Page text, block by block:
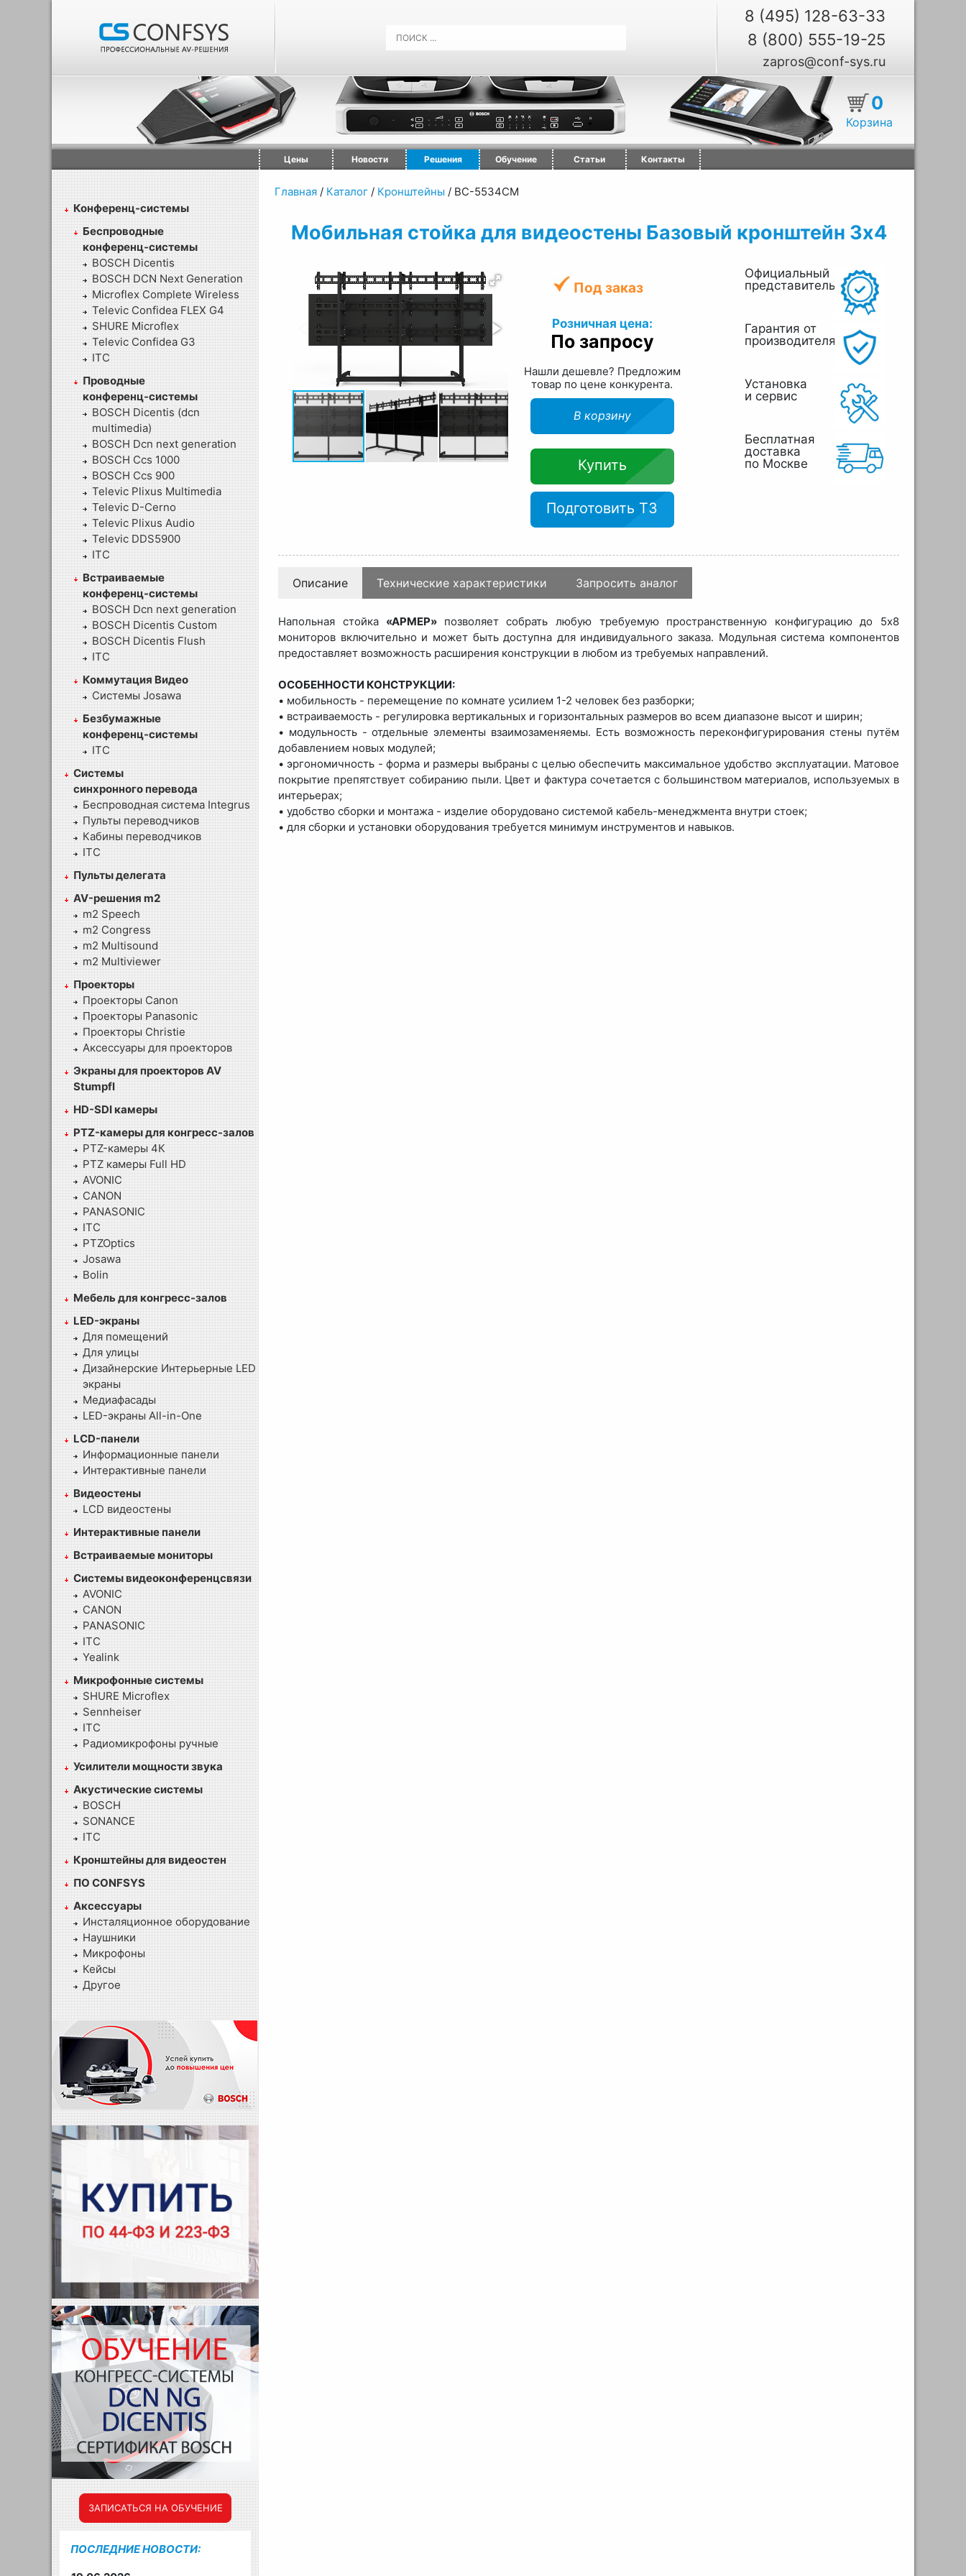
8 (495) 128-63-33
8 (800) 555-19-25
zapros@conf-sys.ru
0
Корзина
Цены Новости Решения Обучение Статьи Контакты
Конференц-системы
Беспроводные
конференц-системы
BOSCH Dicentis
BOSCH DCN Next Generation
Microflex Complete Wireless
Televic Confidea FLEX G4
SHURE Microflex
Televic Confidea G3
ITC
Проводные
конференц-системы
BOSCH Dicentis (dcn
multimedia)
BOSCH Dcn next generation
BOSCH Ccs 1000
BOSCH Ccs 900
Televic Plixus Multimedia
Televic D-Cerno
Televic Plixus Audio
Televic DDS5900
ITC
Встраиваемые
конференц-системы
BOSCH Dcn next generation
BOSCH Dicentis Custom
BOSCH Dicentis Flush
ITC
Коммутация Видео
Системы Josawa
Безбумажные
конференц-системы
ITC
Системы
синхронного перевода
Беспроводная система Integrus
Пульты переводчиков
Кабины переводчиков
ITC
Пульты делегата
AV-решения m2
m2 Speech
m2 Congress
m2 Multisound
m2 Multiviewer
Проекторы
Проекторы Canon
Проекторы Panasonic
Проекторы Christie
Аксессуары для проекторов
Экраны для проекторов AV
Stumpfl
HD-SDI камеры
PTZ-камеры для конгресс-залов
PTZ-камеры 4К
PTZ камеры Full HD
AVONIC
CANON
PANASONIC
ITC
PTZOptics
Josawa
Bolin
Мебель для конгресс-залов
LED-экраны
Для помещений
Для улицы
Дизайнерские Интерьерные LED
экраны
Медиафасады
LED-экраны All-in-One
LCD-панели
Информационные панели
Интерактивные панели
Видеостены
LCD видеостены
Интерактивные панели
Встраиваемые мониторы
Системы видеоконференцсвязи
AVONIC
CANON
PANASONIC
ITC
Yealink
Микрофонные системы
SHURE Microflex
Sennheiser
ITC
Радиомикрофоны ручные
Усилители мощности звука
Акустические системы
BOSCH
SONANCE
ITC
Кронштейны для видеостен
ПО CONFSYS
Аксессуары
Инсталяционное оборудование
Наушники
Микрофоны
Кейсы
Другое
ЗАПИСАТЬСЯ НА ОБУЧЕНИЕ
ПОСЛЕДНИЕ НОВОСТИ:
Главная / Каталог / Кронштейны / ВС-5534СМ
Мобильная стойка для видеостены Базовый кронштейн 3х4
Под заказ
Розничная цена:
По запросу
Нашли дешевле? Предложим
товар по цене конкурента.
В корзину
Купить
Подготовить ТЗ
Официальный
представитель
Гарантия от
производителя
Установка
и сервис
Бесплатная
доставка
по Москве
Описание Технические характеристики Запросить аналог
Напольная стойка «АРМЕР» позволяет собрать любую требуемую пространственную конфигурацию до 5x8
мониторов включительно и может быть доступна для индивидуального заказа. Модульная система компонентов
предоставляет возможность расширения конструкции в любом из требуемых направлений.
ОСОБЕННОСТИ КОНСТРУКЦИИ:
• мобильность - перемещение по комнате усилием 1-2 человек без разборки;
• встраиваемость - регулировка вертикальных и горизонтальных размеров во всем диапазоне высот и ширин;
• модульность - отдельные элементы взаимозаменяемы. Есть возможность переконфигурирования стены путём
добавлением новых модулей;
• эргономичность - форма и размеры выбраны с целью обеспечить максимальное удобство эксплуатации. Матовое
покрытие препятствует собиранию пыли. Цвет и фактура сочетается с большинством материалов, используемых в
интерьерах;
• удобство сборки и монтажа - изделие оборудовано системой кабель-менеджмента внутри стоек;
• для сборки и установки оборудования требуется минимум инструментов и навыков.